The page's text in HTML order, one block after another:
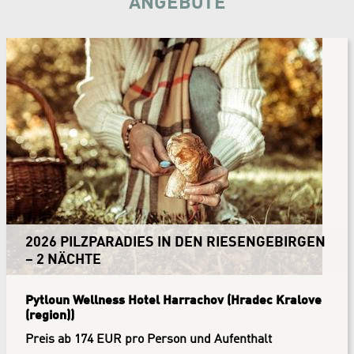
ANGEBOTE
2026 PILZPARADIES IN DEN RIESENGEBIRGEN
– 2 NÄCHTE
Pytloun Wellness Hotel Harrachov (Hradec Kralove
(region))
Preis ab 174 EUR pro Person und Aufenthalt